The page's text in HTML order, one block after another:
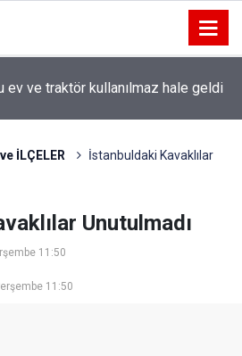
ev ve traktör kullanılmaz hale geldi
İLÇELER
İstanbuldaki Kavaklılar
Unutulmadı
11:50
11:50